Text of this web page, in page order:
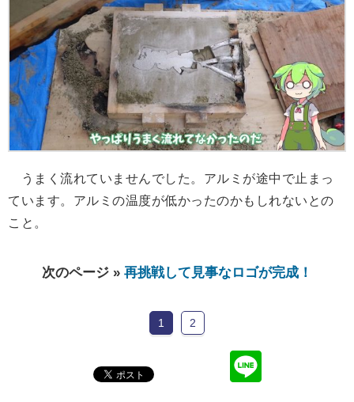
うまく流れていませんでした。アルミが途中で止まっ
ています。アルミの温度が低かったのかもしれないとの
こと。
次のページ » 再挑戦して見事なロゴが完成！
1 2